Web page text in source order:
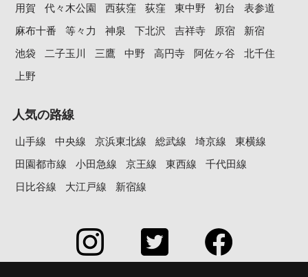
用賀
代々木公園 西荻窪 荻窪 東中野 初台
表参道
麻布十番
等々力 神泉 下北沢 吉祥寺 原宿
新宿
池袋
二子玉川 三鷹 中野 高円寺 阿佐ヶ谷
北千住
上野
人気の路線
山手線 中央線 京浜東北線 総武線 埼京線
東横線
田園都市線
小田急線 京王線 東西線
千代田線
日比谷線
大江戸線 新宿線